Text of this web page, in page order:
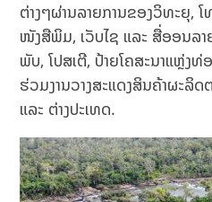
ຕ່າງໆຜ່ານລາຍການຂອງວິທະຍຸ, ໂ
ໜັງສືພິມ, ເວັບໄຊ ແລະ ສື່ອອນລ
ພັບ, ໂປສເຕີ, ປ້າຍໂຄສະນາແຫຼ່ງ
ຮ່ວມງານວາງສະແດງສິນຄ້າຜະລິ
ແລະ ຕ່າງປະເທດ.